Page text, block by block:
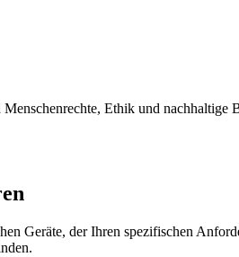
Ethik und nachhaltige
Geräte, der Ihren spezifischen